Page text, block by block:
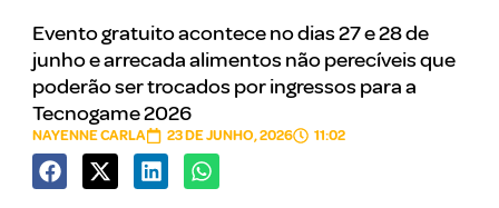
Evento gratuito acontece no dias 27 e 28 de
junho e arrecada alimentos não perecíveis que
poderão ser trocados por ingressos para a
Tecnogame 2026
NAYENNE CARLA 23 DE JUNHO, 2026 11:02